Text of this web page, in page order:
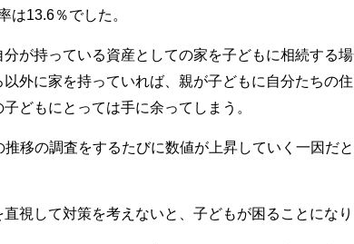
は13.6％でした。
が持っている資産としての家を子どもに相続する
外に家を持っていれば、親が子どもに自分たちの
どもにとっては手に余ってしまう。
移の調査をするたびに数値が上昇していく一因だ
視して対策を考えないと、子どもが困ることになり